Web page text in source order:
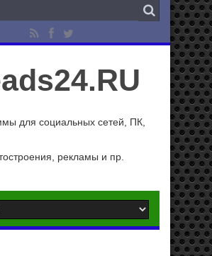
для социальных сетей, ПК,
рекламы и пр.